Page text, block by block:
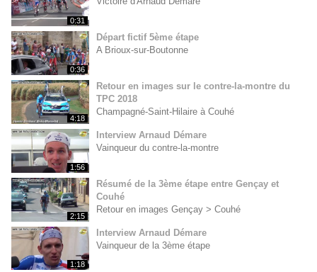
0:31
0:36
Départ fictif 5ème étape
A Brioux-sur-Boutonne
4:18
Retour en images sur le contre-la-montre du
TPC 2018
Champagné-Saint-Hilaire à Couhé
1:56
Interview Arnaud Démare
Vainqueur du contre-la-montre
2:15
Résumé de la 3ème étape entre Gençay et
Couhé
Retour en images Gençay > Couhé
1:18
Interview Arnaud Démare
Vainqueur de la 3ème étape